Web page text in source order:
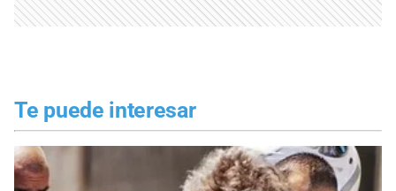
Te puede interesar